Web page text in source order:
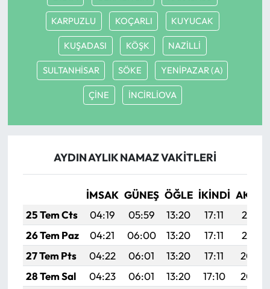
KARPUZLU KOÇARLI KUYUCAK
KUŞADASI KÖŞK NAZİLLİ
SULTANHİSAR SÖKE YENİPAZAR (A)
ÇİNE İNCİRLİOVA
AYDIN AYLIK NAMAZ VAKITLERI
İMSAK GÜNEŞ ÖĞLE İKINDI
25 Tem Cts
04:19 05:59 13:20 17:11
20:31
26 Tem Paz
04:21 06:00 13:20 17:11
20:31
27 Tem Pts
04:22 06:01 13:20 17:11
20:30
28 Tem Sal
04:23 06:01 13:20 17:10
20:29
Turizm
Teknoloji